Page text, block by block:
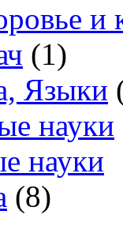
и
(1)
Языки
науки
науки
(8)